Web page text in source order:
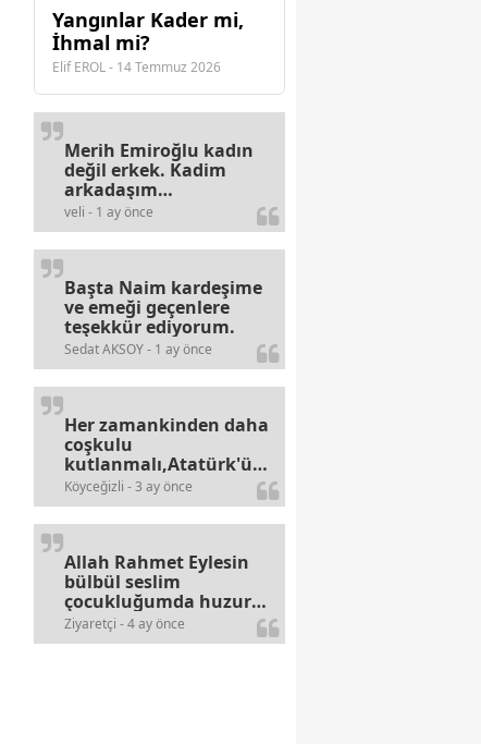
Yangınlar Kader mi,
İhmal mi?
Elif EROL - 14 Temmuz 2026
veli - 1 ay önce
Merih Emiroğlu kadın
değil erkek. Kadim
arkadaşım
haberinizdeki hataya
gayb den
gülümsüyordur.
Sedat AKSOY - 1 ay önce
Başta Naim kardeşime
ve emeği geçenlere
teşekkür ediyorum.
Köyceğizli - 3 ay önce
Her zamankinden daha
coşkulu
kutlanmalı,Atatürk'ün
bayramlarına olan
alerjileri bitmez,bahane
arayan illaki bulur.
Ziyaretçi - 4 ay önce
Allah Rahmet Eylesin
bülbül seslim
çocukluğumda huzur
olurdu evimize.
Ablamla bağıra bağıra